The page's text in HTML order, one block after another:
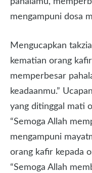
mengampuni dosa
Mengucapkan
kematian orang
memperbesar
keadaanmu.”
yang ditinggal mati
“Semoga Allah
mengampuni
orang kafir kepada
“Semoga Allah